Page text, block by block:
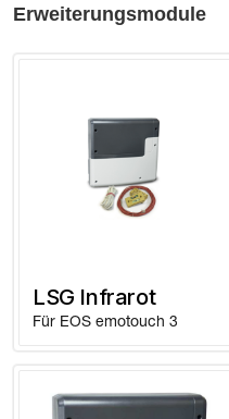
Erweiterungsmodule
LSG Infrarot
Für EOS emotouch 3